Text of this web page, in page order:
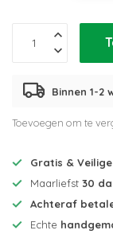
Binnen 1-2
Toevoegen om te
Gratis & Veilige
Maarliefst 30
Achteraf
Echte